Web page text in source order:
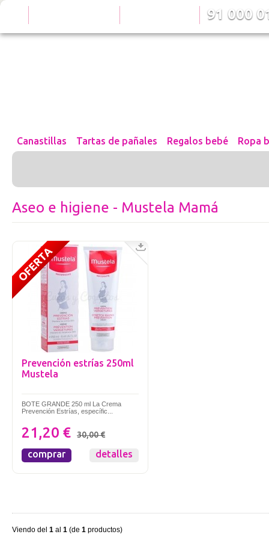
91 000
Canastillas Tartas de pañales Regalos bebé Ropa
Aseo e higiene - Mustela Mamá
Prevención estrías 250ml
Mustela
BOTE GRANDE 250 ml La Crema
Prevención Estrías, específic...
21,20 € 30,00 €
comprar detalles
Viendo del 1 al 1 (de 1 productos)